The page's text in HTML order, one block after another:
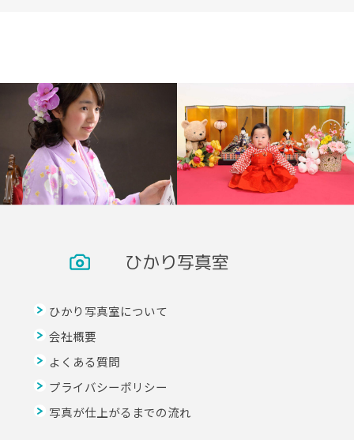
ひかり写真室
ひかり写真室について
会社概要
よくある質問
プライバシーポリシー
写真が仕上がるまでの流れ